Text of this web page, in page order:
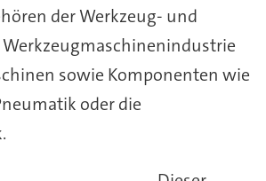
der Werkzeug- und
Werkzeugmaschinenindustrie
sowie Komponenten wie
oder die